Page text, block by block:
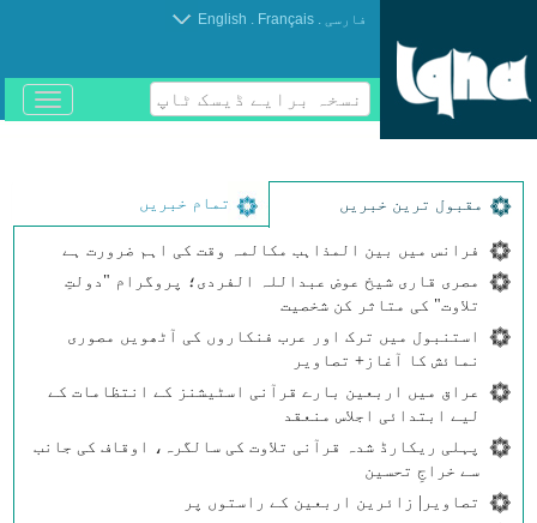
فارسی .
Français
.
English
نسخہ برایے ڈیسک ٹاپ
باز
و
مقبول ترین خبریں تمام خبریں
فرانس میں بین المذاہب مکالمہ وقت کی اہم ضرورت ہے
مصری قاری شیخ عوض عبداللہ الفردی؛ پروگرام "دولتِ
تلاوت" کی متاثر کن شخصیت
استنبول میں ترک اور عرب فنکاروں کی آٹھویں مصوری
نمائش کا آغاز+ تصاویر
عراق میں اربعین بارے قرآنی اسٹیشنز کے انتظامات کے
لیے ابتدائی اجلاس منعقد
پہلی ریکارڈ شدہ قرآنی تلاوت کی سالگرہ، اوقاف کی جانب
سے خراجِ تحسین
تصاویر| زائرین اربعین کے راستوں پر